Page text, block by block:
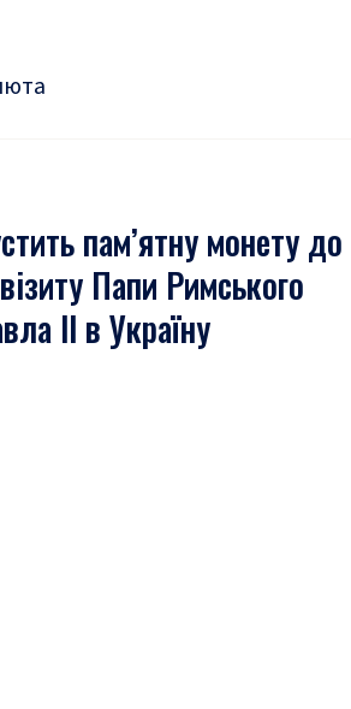
пам’ятну монету до
Папи Римського
ІІ в Україну